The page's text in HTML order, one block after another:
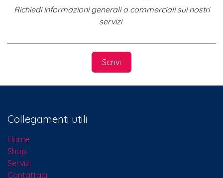
Richiedi informazioni generali o commerciali sui nostri
servizi
Scrivi
Collegamenti utili
Home
Shop
Servizi
Contattaci​